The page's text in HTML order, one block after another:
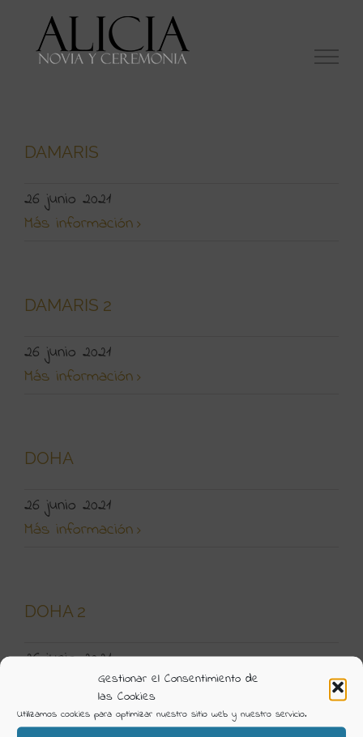
Gestionar el Consentimiento de
las Cookies
Utilizamos cookies para optimizar nuestro sitio web y nuestro servicio.
contenido
DAMARIS
26 junio 2021
Más información
DAMARIS 2
26 junio 2021
Más información
DOHA
26 junio 2021
Más información
DOHA 2
26 junio 2021
Más información